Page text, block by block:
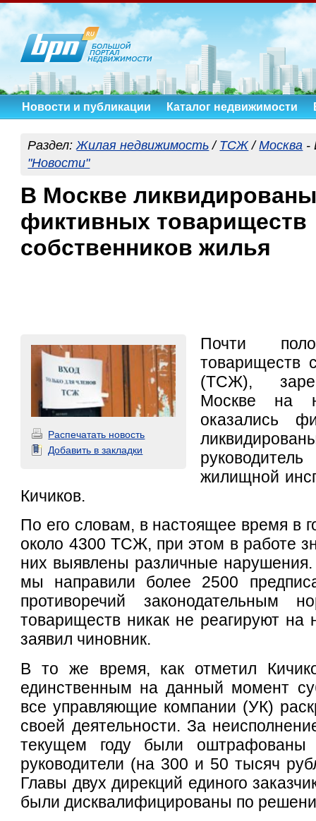
Новости и публикации Каталог недвижимости
Раздел:Жилая недвижимость / ТСЖ /Москва -
"Новости"
В Москве
фиктивных товариществ
собственников жилья
Распечатать новость
Добавить в закладки
Почти
товариществ
(ТСЖ),
Москве на
оказались
жилищной
Кичиков.
По его словам, в настоящее время в
около 4300 ТСЖ, при этом в работе
них выявлены различные
мы направили более 2500
противоречий законодательным
товариществ никак не реагируют на
заявил чиновник.
В то же время, как отметил
единственным на данный момент
все управляющие компании (УК)
своей деятельности. За
текущем году были
руководители (на 300 и 50 тысяч
Главы двух дирекций единого
были дисквалифицированы по